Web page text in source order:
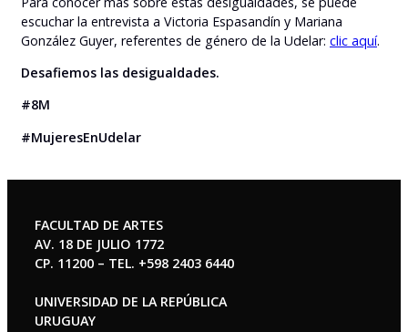
escuchar la entrevista a Victoria Espasandín y Mariana
González Guyer, referentes de género de la Udelar: clic aquí.
Desafiemos las desigualdades.
#8M
#MujeresEnUdelar
FACULTAD DE ARTES
AV. 18 DE JULIO 1772
CP. 11200 – TEL. +598 2403 6440
UNIVERSIDAD DE LA REPÚBLICA
URUGUAY